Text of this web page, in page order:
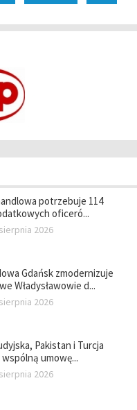
potrzebuje 114
oficeró...
2026
Gdańsk zmodernizuje
Władysławowie d...
2026
Pakistan i Turcja
wspólną umowę...
2026